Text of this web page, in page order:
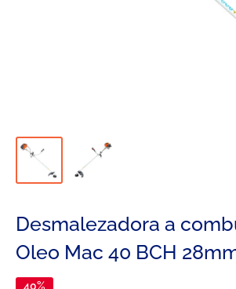
Desmalezadora a
Oleo Mac 40 BCH
40%